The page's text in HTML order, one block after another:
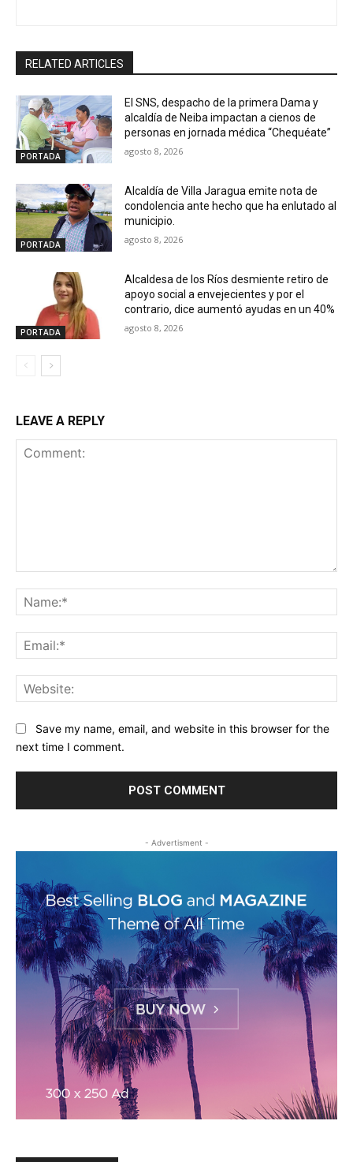
RELATED ARTICLES
PORTADA
El SNS, despacho de la primera Dama y
alcaldía de Neiba impactan a cienos de
personas en jornada médica “Chequéate”
agosto 8, 2026
PORTADA
Alcaldía de Villa Jaragua emite nota de
condolencia ante hecho que ha enlutado al
municipio.
agosto 8, 2026
PORTADA
Alcaldesa de los Ríos desmiente retiro de
apoyo social a envejecientes y por el
contrario, dice aumentó ayudas en un 40%
agosto 8, 2026
LEAVE A REPLY
Save my name, email, and website in this browser for the
next time I comment.
- Advertisment -